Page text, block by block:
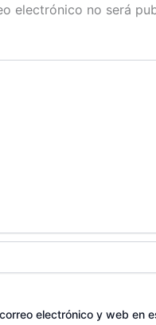
electrónico no será
electrónico y web en